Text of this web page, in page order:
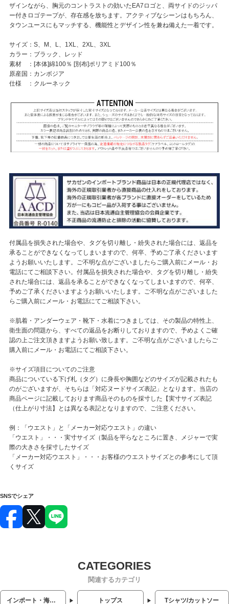
ザインながら、胸元のコントラストの効いたEA7ロゴと、両サイドのジッパ
ー付きロゴテープが、存在感を放ちます。アクティブなシーンはもちろん、
タウンユースにもマッチする、機能性とデザイン性を兼ね備えた一着です。
サイズ：S、M、L、1XL、2XL、3XL
カラー：ブラック、レッド
素材 ：[本体]綿100％ [別布]ポリアミド100％
原産国：カンボジア
仕様 ：クルーネック
付属品を損失された場合や、タグを切り離し・紛失された場合には、返品を
承ることができなくなってしまいますので、何卒、予めご了承くださいます
ようお願いいたします。ご不明な点がございましたらご購入前にメール・お
電話にてご相談下さい。付属品を損失された場合や、タグを切り離し・紛失
された場合には、返品を承ることができなくなってしまいますので、何卒、
予めご了承くださいますようお願いいたします。ご不明な点がございました
らご購入前にメール・お電話にてご相談下さい。
※肌着・アンダーウェア・靴下・水着につきましては、その製品の特性上、
衛生面の問題から、すべての返品をお断りしておりますので、予めよくご確
認の上ご注文頂きますようお願い致します。ご不明な点がございましたらご
購入前にメール・お電話にてご相談下さい。
※サイズ項目についてのご注意
商品についている下げ札（タグ）に身長や胸囲などのサイズが記載されたも
のがございますが、そちらは「対応ヌードサイズ表記」となります。当店の
商品ページに記載しております商品そのものを採寸した【実寸サイズ表記
（仕上がり寸法】とは異なる表記となりますので、ご注意ください。
例：「ウエスト」と「メーカー対応ウエスト」の違い
「ウエスト」・・・実寸サイズ（製品を平らなところに置き、メジャーで実
際の大きさを採寸したサイズ
「メーカー対応ウエスト」・・・お客様のウエストサイズとの参考にして頂
くサイズ
SNSでシェア
関連するカテゴリ
インポート・海外人気ブランド トップス Tシャツ/カットソー